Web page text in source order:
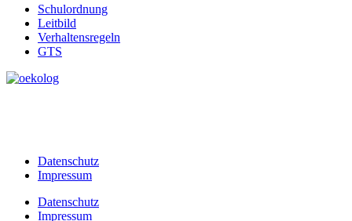
Schulordnung
Leitbild
Verhaltensregeln
GTS
Datenschutz
Impressum
Datenschutz
Impressum